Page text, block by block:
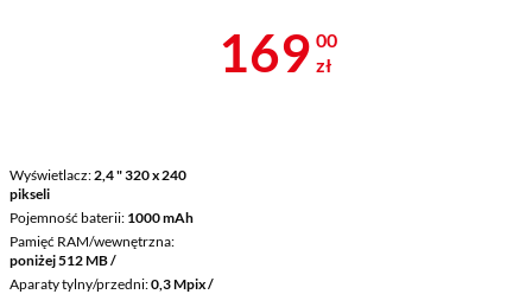
Wyświetlacz 2,4 " 320 x 240
pikseli
Pojemność baterii 1000 mAh
Pamięć RAM/wewnętrzna
poniżej 512 MB /
Aparaty tylny/przedni 0,3 Mpix /
Cena 169 zł
169 00
zł